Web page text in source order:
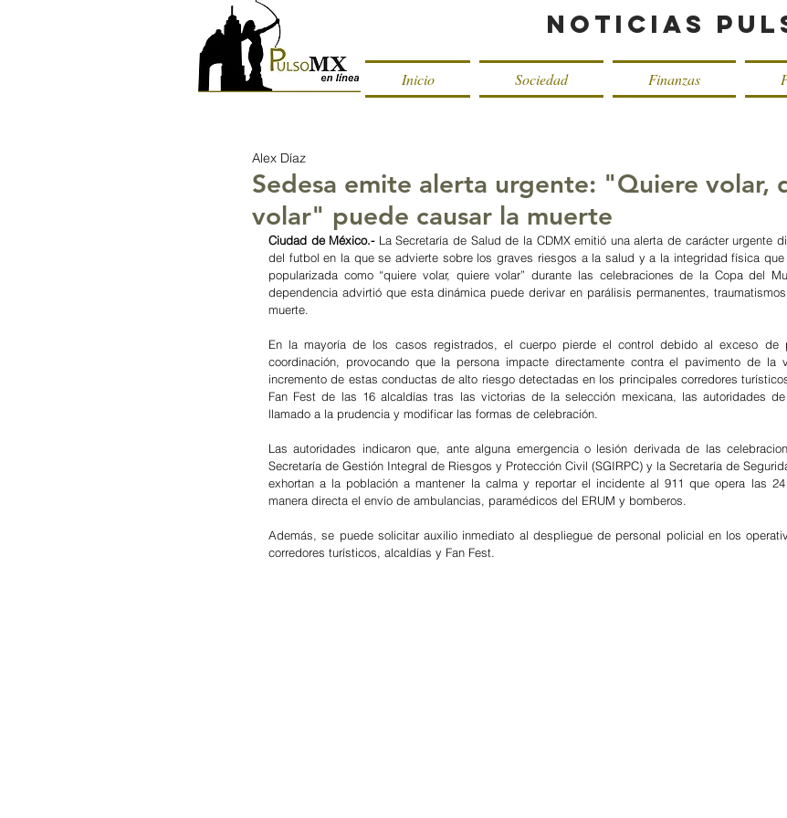
Noticias
Inicio Sociedad Finanzas
Sedesa emite alerta urgente: "Quiere volar,
volar" puede causar la muerte
Alex Díaz
Ciudad de México.- La Secretaría de Salud de la CDMX emitió una alerta de carácter urgente
del futbol en la que se advierte sobre los graves riesgos a la salud y a la integridad física
popularizada como “quiere volar, quiere volar” durante las celebraciones de la Copa del
dependencia advirtió que esta dinámica puede derivar en parálisis permanentes,
muerte.
En la mayoría de los casos registrados, el cuerpo pierde el control debido al exceso
coordinación, provocando que la persona impacte directamente contra el pavimento de la
incremento de estas conductas de alto riesgo detectadas en los principales corredores
Fan Fest de las 16 alcaldías tras las victorias de la selección mexicana, las autoridades
llamado a la prudencia y modificar las formas de celebración.
Las autoridades indicaron que, ante alguna emergencia o lesión derivada de las
Secretaría de Gestión Integral de Riesgos y Protección Civil (SGIRPC) y la Secretaría de
exhortan a la población a mantener la calma y reportar el incidente al 911 que opera las
manera directa el envío de ambulancias, paramédicos del ERUM y bomberos.
Además, se puede solicitar auxilio inmediato al despliegue de personal policial en los
corredores turísticos, alcaldías y Fan Fest.